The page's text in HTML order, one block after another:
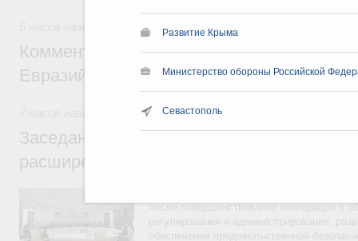
Развитие Крыма
Министерство обороны Российской
Севастополь
Евразийский экономический союз.
Комментарий Алексея Оверчука по
Евразийского межправительственного
Евразийский экономический союз.
Заседание Евразийского
расширенном составе
числе совершенствование кооперации в